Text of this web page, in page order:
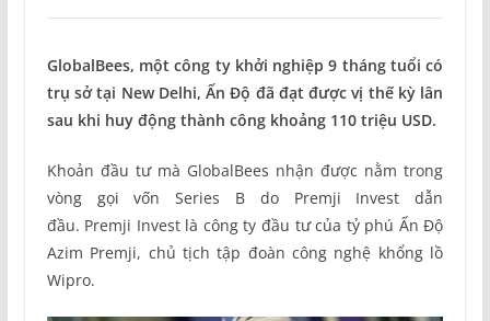
GlobalBees, một công ty khởi nghiệp 9 tháng tuổi có
trụ sở tại New Delhi, Ấn Độ đã đạt được vị thế kỳ lân
sau khi huy động thành công khoảng 110 triệu USD.
Khoản đầu tư mà GlobalBees nhận được nằm trong
vòng gọi vốn Series B do Premji Invest dẫn
đầu. Premji Invest là công ty đầu tư của tỷ phú Ấn Độ
Azim Premji, chủ tịch tập đoàn công nghệ khổng lồ
Wipro.